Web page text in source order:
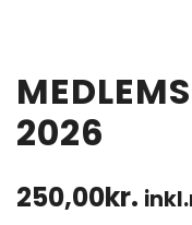
2026
250,00kr.